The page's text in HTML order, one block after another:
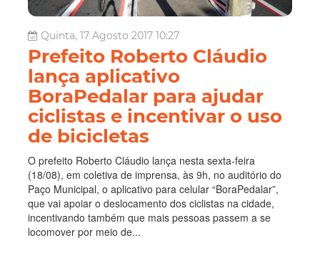
Quinta, 17 Agosto 2017 10:27
Prefeito Roberto Cláudio
lança aplicativo
BoraPedalar para ajudar
ciclistas e incentivar o uso
de bicicletas
O prefeito Roberto Cláudio lança nesta sexta-feira
(18/08), em coletiva de imprensa, às 9h, no auditório do
Paço Municipal, o aplicativo para celular “BoraPedalar”,
que vai apoiar o deslocamento dos ciclistas na cidade,
incentivando também que mais pessoas passem a se
locomover por meio de...